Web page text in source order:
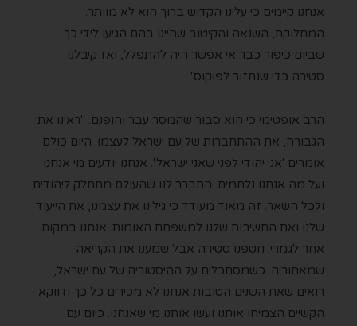
אנחנו קיימים כי עלינו הקדוש ברוך הוא לא מוותר.
המחלוקת, השנאה והקיטוב שהיינו בהם הגיעו לידי כך
שביום כיפור כבר אי אפשר היה להתפלל, ואז קיבלנו
סטירה כדי שנחזור לפוקוס".
הרב אופטימי כי הוא סבור שהמסר עבר והופנם: "ראינו את
הגבורה, את ההתחברות של עם ישראל לעצמו. היום כולם
אומרים 'אני יהודי לפני שאני ישראלי'. אנחנו יודעים מי אנחנו
ועל מה אנחנו נלחמים. התברר לנו שהעולם מתחלק ליהודים
ולכל השאר. זה מאוד מעודד כי גילינו את עצמנו, את הייעוד
שלנו ואת החשיבות שלנו למשפחת האומות. אנחנו במקום
אחר לגמרי. חטפנו סטירה אבל שמענו את הקריאה
שמאחוריה. כשמסתכלים על ההיסטוריה של עם ישראל,
רואים שאת השנים הטובות אנחנו לא מכירים כל כך ודווקא
הקשיים הצמיחו אותנו ועשו אותנו מי שאנחנו. כיום עם